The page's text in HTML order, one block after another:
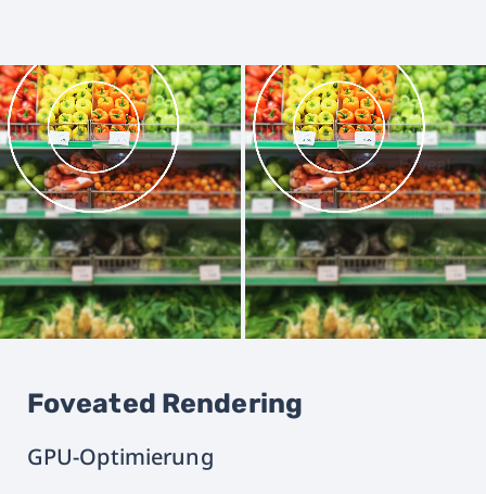
Foveated Rendering
GPU-Optimierung